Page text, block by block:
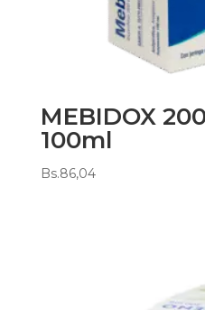
MEBIDOX
100ml
Bs.86,04